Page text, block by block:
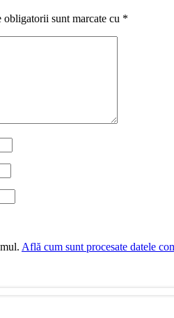
obligatorii sunt marcate cu *
Află cum sunt procesate datele